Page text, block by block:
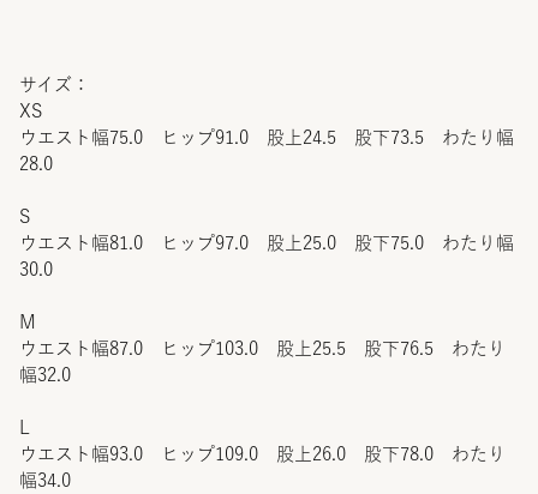
サイズ：
XS
ウエスト幅75.0 ヒップ91.0 股上24.5 股下73.5 わたり幅
28.0
S
ウエスト幅81.0 ヒップ97.0 股上25.0 股下75.0 わたり幅
30.0
M
ウエスト幅87.0 ヒップ103.0 股上25.5 股下76.5 わたり
幅32.0
ウエスト幅93.0 ヒップ109.0 股上26.0 股下78.0 わたり
幅34.0